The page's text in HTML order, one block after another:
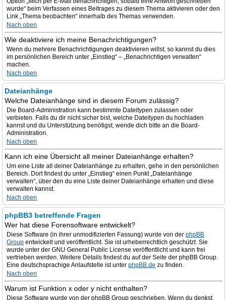
wurde“ beim Verfassen eines Beitrages zu diesem Thema aktivieren oder den
Link „Thema beobachten“ innerhalb des Themas verwenden.
Nach oben
Wie deaktiviere ich meine Benachrichtigungen?
Wenn du mehrere Benachrichtigungen deaktivieren willst, so kannst du dies
im persönlichen Bereich unter „Einstieg“ – „Benachrichtigen verwalten“
machen.
Nach oben
Dateianhänge
Welche Dateianhänge sind in diesem Forum zulässig?
Die Board-Administration kann bestimmte Dateitypen zulassen oder
verbieten. Falls du dir nicht sicher bist, welche Dateitypen du hochladen
kannst und du Unterstützung benötigst, wende dich bitte an die Board-
Administration.
Nach oben
Kann ich eine Übersicht all meiner Dateianhänge erhalten?
Um eine Liste all deiner Dateianhänge zu erhalten, gehe in den persönlichen
Bereich. Dort findest du unter „Einstieg“ einen Punkt „Dateianhänge
verwalten“, über den du eine Liste deiner Dateianhänge erhalten und diese
verwalten kannst.
Nach oben
phpBB3 betreffende Fragen
Wer hat diese Forensoftware entwickelt?
Diese Software (in ihrer unmodifizierten Fassung) wurde von der phpBB
Group entwickelt und veröffentlicht. Sie ist urheberrechtlich geschützt. Sie
wurde unter der GNU General Public License veröffentlicht und kann frei
vertrieben werden. Weitere Details findest du auf der Seite der phpBB Group.
Eine deutschsprachige Anlaufstelle ist unter phpBB.de zu finden.
Nach oben
Warum ist Funktion x oder y nicht enthalten?
Diese Software wurde von der phpBB Group geschrieben. Wenn du denkst,